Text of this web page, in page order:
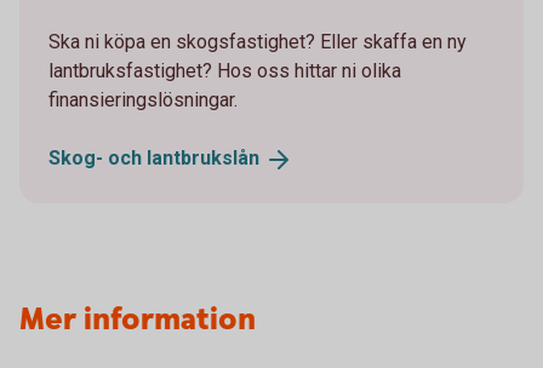
Ska ni köpa en skogsfastighet? Eller skaffa en ny
lantbruksfastighet? Hos oss hittar ni olika
finansieringslösningar.
Skog- och lantbrukslån
Mer information